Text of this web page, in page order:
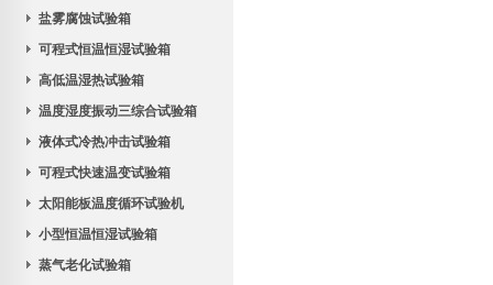
盐雾腐蚀试验箱
可程式恒温恒湿试验箱
高低温湿热试验箱
温度湿度振动三综合试验箱
液体式冷热冲击试验箱
可程式快速温变试验箱
太阳能板温度循环试验机
小型恒温恒湿试验箱
蒸气老化试验箱